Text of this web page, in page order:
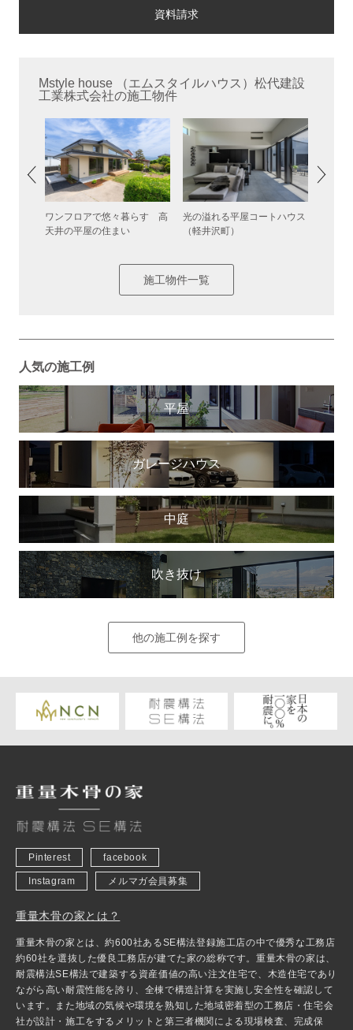
Mstyle house （エムスタイルハウス）松代建設
工業株式会社の施工物件
ワンフロアで悠々暮らす 高
天井の平屋の住まい
光の溢れる平屋コートハウス
（軽井沢町）
施工物件一覧
人気の施工例
平屋
ガレージハウス
中庭
吹き抜け
他の施工例を探す
Pinterest facebook
Instagram メルマガ会員募集
重量木骨の家とは？
重量木骨の家とは、約600社あるSE構法登録施工店の中で優秀な工務店
約60社を選抜した優良工務店が建てた家の総称です。重量木骨の家は、
耐震構法SE構法で建築する資産価値の高い注文住宅で、木造住宅であり
ながら高い耐震性能を誇り、全棟で構造計算を実施し安全性を確認して
います。また地域の気候や環境を熟知した地域密着型の工務店・住宅会
社が設計・施工をするメリットと第三者機関による現場検査、完成保